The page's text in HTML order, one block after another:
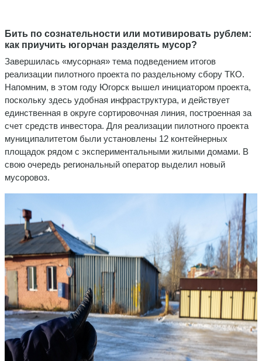
Бить по сознательности или мотивировать рублем:
как приучить югорчан разделять мусор?
Завершилась «мусорная» тема подведением итогов
реализации пилотного проекта по раздельному сбору ТКО.
Напомним, в этом году Югорск вышел инициатором проекта,
поскольку здесь удобная инфраструктура, и действует
единственная в округе сортировочная линия, построенная за
счет средств инвестора. Для реализации пилотного проекта
муниципалитетом были установлены 12 контейнерных
площадок рядом с экспериментальными жилыми домами. В
свою очередь региональный оператор выделил новый
мусоровоз.